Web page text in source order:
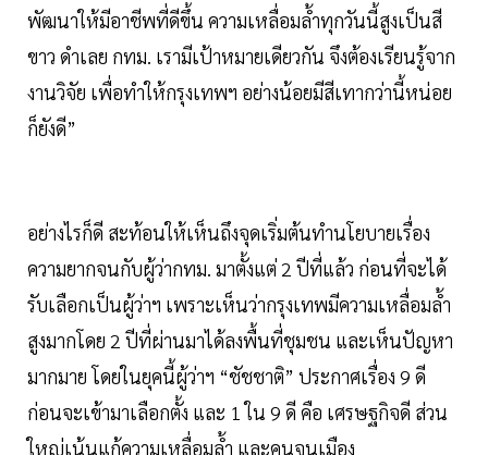
พัฒนาให้มีอาชีพที่ดีขึ้น ความเหลื่อมล้ำทุกวันนี้สูงเป็นสี
ขาว ดำเลย กทม. เรามีเป้าหมายเดียวกัน จึงต้องเรียนรู้จาก
งานวิจัย เพื่อทำให้กรุงเทพฯ อย่างน้อยมีสีเทากว่านี้หน่อย
ก็ยังดี”
อย่างไรก็ดี สะท้อนให้เห็นถึงจุดเริ่มต้นทำนโยบายเรื่อง
ความยากจนกับผู้ว่ากทม. มาตั้งแต่ 2 ปีที่แล้ว ก่อนที่จะได้
รับเลือกเป็นผู้ว่าฯ เพราะเห็นว่ากรุงเทพมีความเหลื่อมล้ำ
สูงมากโดย 2 ปีที่ผ่านมาได้ลงพื้นที่ชุมชน และเห็นปัญหา
มากมาย โดยในยุคนี้ผู้ว่าฯ “ชัชชาติ” ประกาศเรื่อง 9 ดี
ก่อนจะเข้ามาเลือกตั้ง และ 1 ใน 9 ดี คือ เศรษฐกิจดี ส่วน
ใหญ่เน้นแก้ความเหลื่อมล้ำ และคนจนเมือง